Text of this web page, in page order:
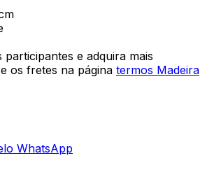
e adquira mais
os fretes na página termos Madeira
WhatsApp